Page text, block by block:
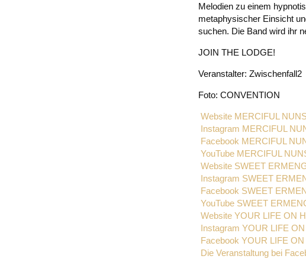
Melodien zu einem
metaphysischer Einsicht
suchen. Die Band wird ihr
JOIN THE LODGE!
Veranstalter: Zwischenfall2
Foto: CONVENTION
Website MERCIFUL
Instagram MERCIFUL
Facebook MERCIFUL
YouTube MERCIFUL
Website SWEET
Instagram SWEET
Facebook SWEET
YouTube SWEET
Website YOUR LIFE ON
Instagram YOUR LIFE
Facebook YOUR LIFE
Die Veranstaltung bei